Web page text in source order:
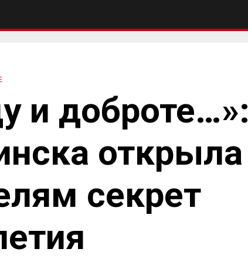
и доброте…»:
открыла
секрет